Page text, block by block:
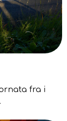
fra i